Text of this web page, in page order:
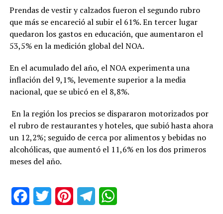
Prendas de vestir y calzados fueron el segundo rubro
que más se encareció al subir el 61%. En tercer lugar
quedaron los gastos en educación, que aumentaron el
53,5% en la medición global del NOA.
En el acumulado del año, el NOA experimenta una
inflación del 9,1%, levemente superior a la media
nacional, que se ubicó en el 8,8%.
En la región los precios se dispararon motorizados por
el rubro de restaurantes y hoteles, que subió hasta ahora
un 12,2%; seguido de cerca por alimentos y bebidas no
alcohólicas, que aumentó el 11,6% en los dos primeros
meses del año.
FacebookTwitter PinterestTelegram